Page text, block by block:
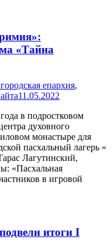
«Тайна
епархия,
11.05.2022
в подростковом
духовного
монастыре для
пасхальный лагерь »
Лагутинский,
«Пасхальная
в игровой
итоги I